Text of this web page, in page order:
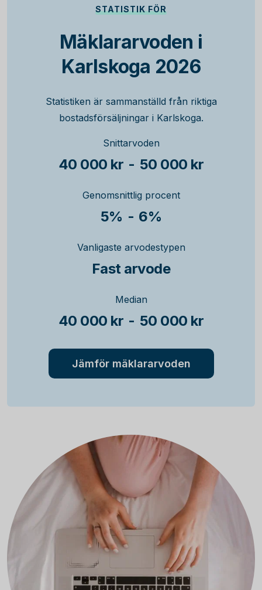
STATISTIK FÖR
Mäklararvoden i
Karlskoga 2026
Statistiken är sammanställd från riktiga
bostadsförsäljningar i Karlskoga.
Snittarvoden
40 000 kr - 50 000 kr
Genomsnittlig procent
5% - 6%
Vanligaste arvodestypen
Fast arvode
Median
40 000 kr - 50 000 kr
Jämför mäklararvoden